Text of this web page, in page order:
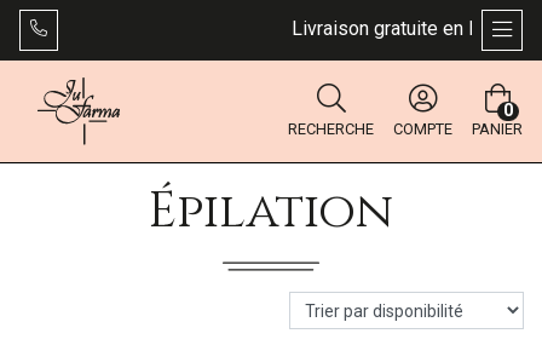
Livraison gratuite en
RECHERCHE COMPTE PANIER
0
Épilation